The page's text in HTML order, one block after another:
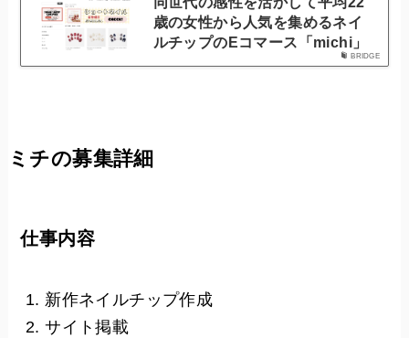
BRIDGE
歳の女性から人気を集めるネイ
ルチップのEコマース「michi」
ミチの募集詳細
仕事内容
新作ネイルチップ作成
サイト掲載